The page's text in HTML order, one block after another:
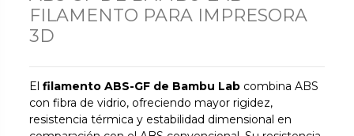
FILAMENTO PARA IMPRESORA
3D
Elfilamento ABS-GF de Bambu Lab combina ABS
con fibra de vidrio, ofreciendo mayor rigidez,
resistencia térmica y estabilidad dimensional en